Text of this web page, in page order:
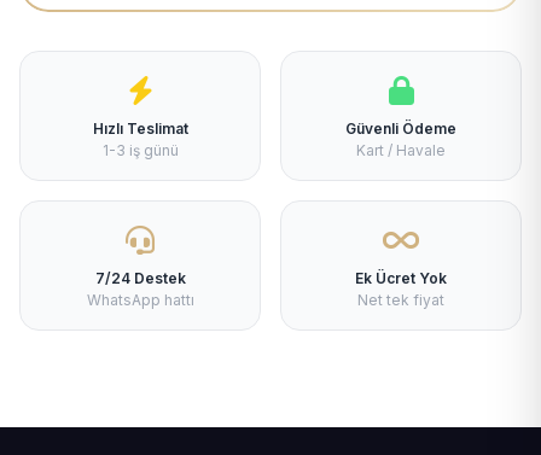
Hızlı Teslimat
1-3 iş günü
Güvenli Ödeme
Kart / Havale
7/24 Destek
WhatsApp hattı
Ek Ücret Yok
Net tek fiyat